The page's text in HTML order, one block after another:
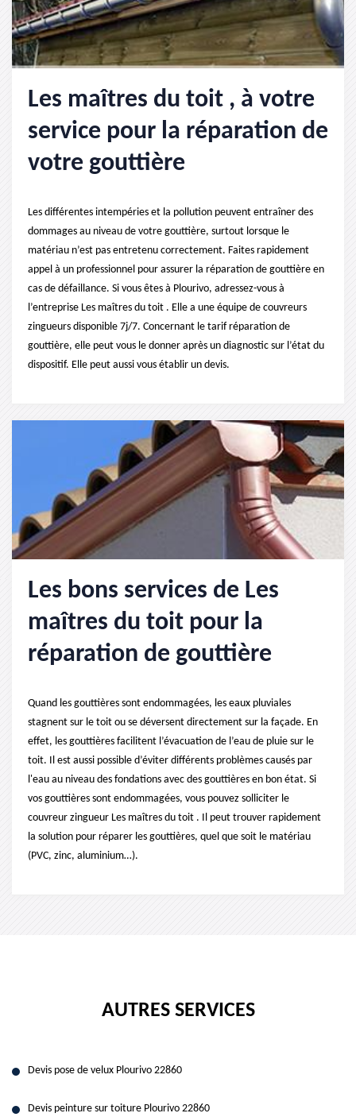
Les maîtres du toit , à votre
service pour la réparation de
votre gouttière
Les différentes intempéries et la pollution peuvent entraîner des
dommages au niveau de votre gouttière, surtout lorsque le
matériau n’est pas entretenu correctement. Faites rapidement
appel à un professionnel pour assurer la réparation de gouttière en
cas de défaillance. Si vous êtes à Plourivo, adressez-vous à
l’entreprise Les maîtres du toit . Elle a une équipe de couvreurs
zingueurs disponible 7j/7. Concernant le tarif réparation de
gouttière, elle peut vous le donner après un diagnostic sur l’état du
dispositif. Elle peut aussi vous établir un devis.
Les bons services de Les
maîtres du toit pour la
réparation de gouttière
Quand les gouttières sont endommagées, les eaux pluviales
stagnent sur le toit ou se déversent directement sur la façade. En
effet, les gouttières facilitent l’évacuation de l’eau de pluie sur le
toit. Il est aussi possible d’éviter différents problèmes causés par
l'eau au niveau des fondations avec des gouttières en bon état. Si
vos gouttières sont endommagées, vous pouvez solliciter le
couvreur zingueur Les maîtres du toit . Il peut trouver rapidement
la solution pour réparer les gouttières, quel que soit le matériau
(PVC, zinc, aluminium…).
AUTRES SERVICES
Devis pose de velux Plourivo 22860
Devis peinture sur toiture Plourivo 22860